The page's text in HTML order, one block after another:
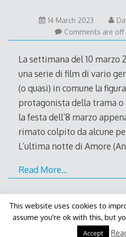
14 March 2023
March
2023
Comments are
La settimana del 10 marzo
una serie di film di vario
(o quasi) in comune la
protagonista della trama o
la festa dell’8 marzo
rimato colpito da alcune
L’ultima notte di Amore
Read More…
Decode Themeby
This website uses cookies to
assume you're ok with this, but
Accept